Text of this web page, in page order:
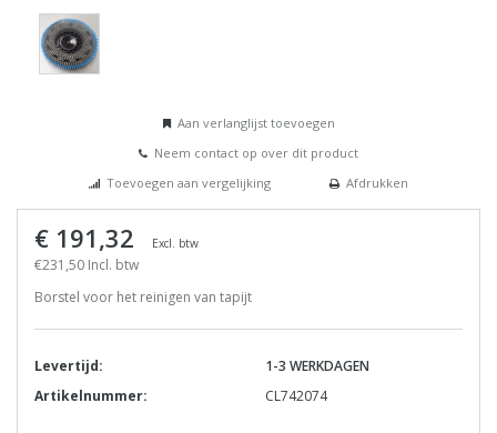
Aan verlanglijst toevoegen
Neem contact op over dit product
Toevoegen aan vergelijking
Afdrukken
€ 191,32 Excl. btw
€231,50 Incl. btw
Borstel voor het reinigen van tapijt
Levertijd:
1-3 WERKDAGEN
Artikelnummer:
CL742074